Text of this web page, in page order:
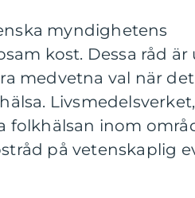
myndighetens
kost. Dessa råd
medvetna val när
folkhälsan inom
på vetenskaplig